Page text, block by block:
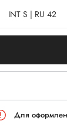
INT S | RU 42
Для